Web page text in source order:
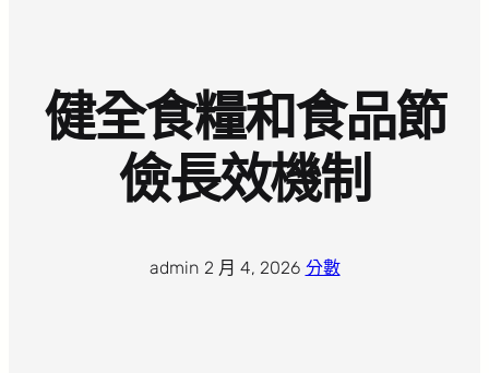
健全食糧和食品節
儉長效機制
admin· 2 月 4, 2026· 分數